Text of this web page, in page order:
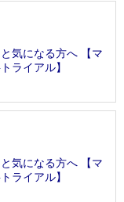
気になる方へ 【マ
ライアル】
気になる方へ 【マ
ライアル】